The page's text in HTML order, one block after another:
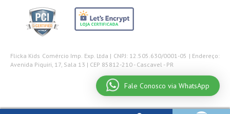
Flicka Kids Comércio Imp. Exp. Ltda | CNPJ: 12.505.630/0001-05 | Endereço:
Avenida Piquiri, 17, Sala 13 | CEP 85812-210 - Cascavel - PR
Fale Conosco via WhatsApp